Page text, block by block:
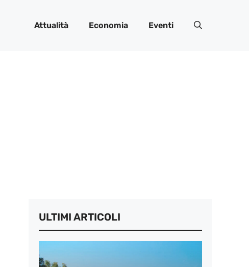
Attualità Economia Eventi
ULTIMI ARTICOLI